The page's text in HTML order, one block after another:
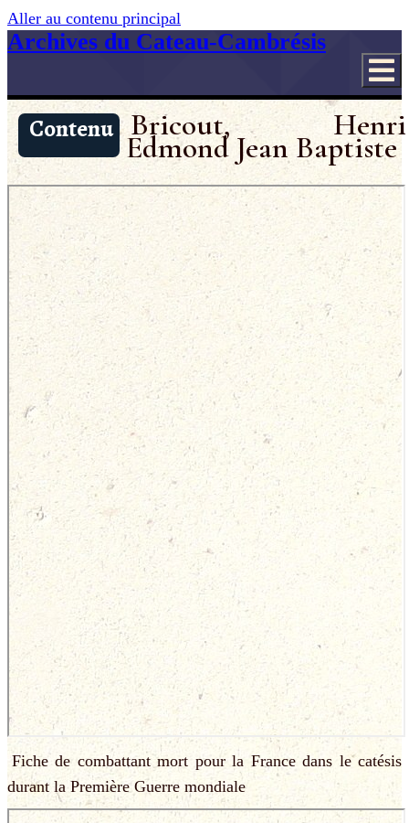
Aller au contenu principal
Archives du Cateau-Cambrésis
Contenu Bricout, Henri
Edmond Jean Baptiste
Fiche de combattant mort pour la France dans le catésis
durant la Première Guerre mondiale